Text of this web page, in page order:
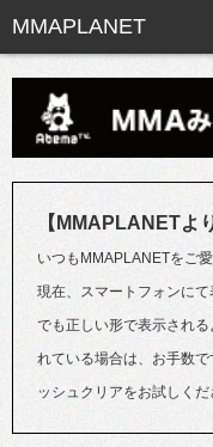
【MMAPLANETよ
いつもMMAPLANETをご
現在、スマートフォンに
でも正しい形で表示され
れている場合は、お手数
ッシュクリアをお試しくだ